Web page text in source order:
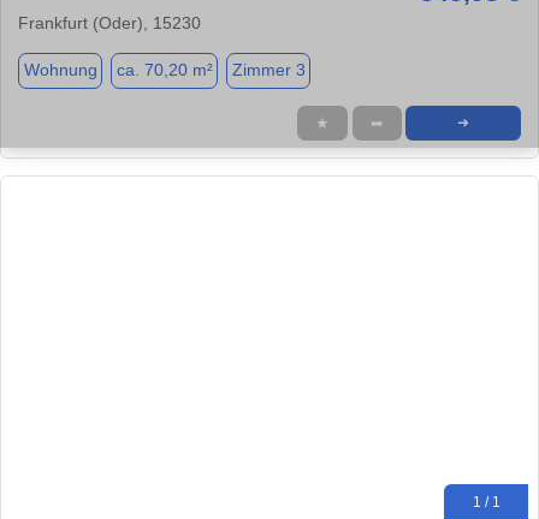
Frankfurt (Oder), 15230
Wohnung ca. 70,20 m² Zimmer 3
★ ➦ ➜
1 / 1